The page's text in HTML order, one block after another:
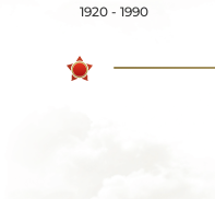
1920 - 1990